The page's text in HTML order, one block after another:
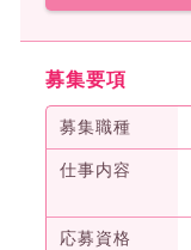
募集要項
募集職種
仕事内容
応募資格